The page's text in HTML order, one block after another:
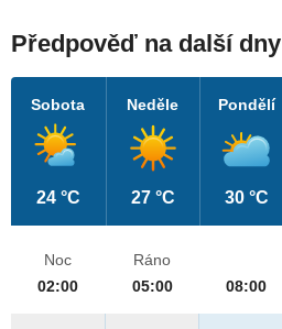
Předpověď na další dny
Sobota
24 °C
Neděle
27 °C
Pondělí
30 °C
Noc
02:00
Ráno
05:00
08:00